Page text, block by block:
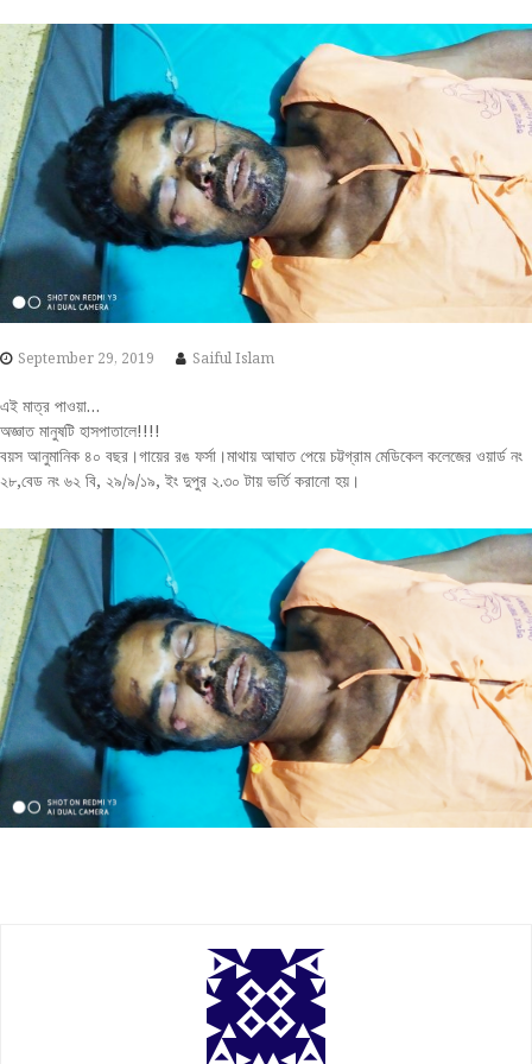
k
p
o
n
t
e
September 29, 2019 Saiful Islam
এই মাত্র পাওয়া…
অজ্ঞাত মানুষটি হাসপাতালে!!!!
বয়স আনুমানিক ৪০ বছর।গায়ের রঙ ফর্সা।মাথায় আঘাত পেয়ে চট্টগ্রাম মেডিকেল কলেজের ওয়ার্ড নং
২৮,বেড নং ৬২ বি, ২৯/৯/১৯, ইং দুপুর ২.৩০ টায় ভর্তি করানো হয়।